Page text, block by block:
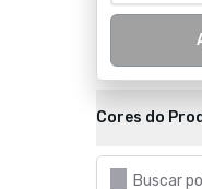
Cores do